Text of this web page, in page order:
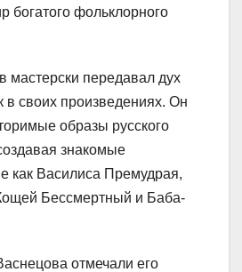
богатого фольклорного
мастерски передавал дух
в своих произведениях. Он
образы русского
знакомые
как Василиса Премудрая,
Бессмертный и Баба-
отмечали его